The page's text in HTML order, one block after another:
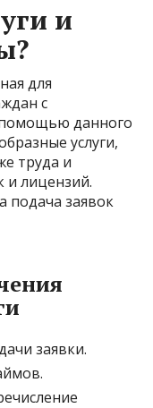
и
для
с
данного
услуги,
труда и
и лицензий.
подача заявок
заявки.